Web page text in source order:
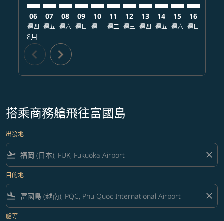
06
週四
8月
07
週五
08
週六
09
週日
10
週一
11
週二
12
週三
13
週四
14
週五
15
週六
16
週日
chevron_left chevron_right
搭乘商務艙飛往富國島
出發地
flight_takeoff close
目的地
flight_land close
艙等